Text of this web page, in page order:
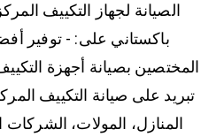
الصيانة لجهاز التكييف
باكستاني على: - توفير
المختصين بصيانة أجهزة
تبريد على صيانة التكييف
المنازل، المولات، الشركات